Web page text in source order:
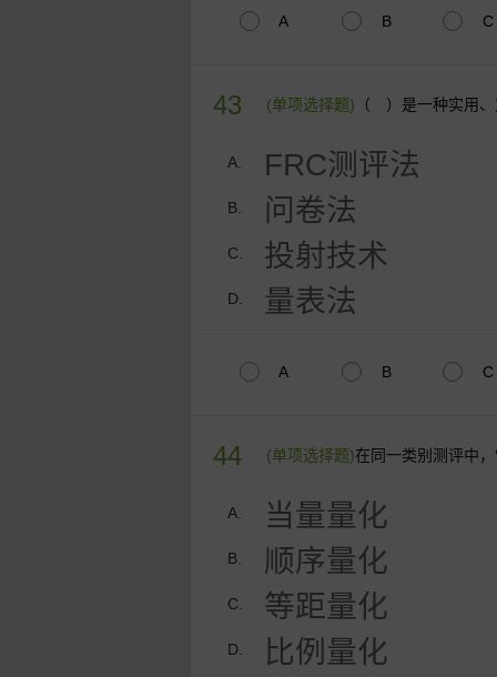
A B C
43 (单项选择题) （ ）是一种实用
A. FRC测评法
B. 问卷法
C. 投射技术
D. 量表法
A B C
44 (单项选择题)在同一类别测评中
A. 当量量化
B. 顺序量化
C. 等距量化
D. 比例量化